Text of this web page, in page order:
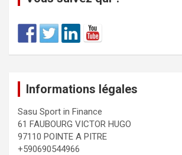
Informations légales
Sasu Sport in Finance
61 FAUBOURG VICTOR HUGO
97110 POINTE A PITRE
+590690544966